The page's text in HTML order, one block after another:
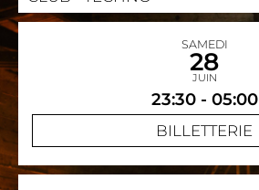
SAMEDI
28
JUIN
23:30 - 05:00
BILLETTERIE